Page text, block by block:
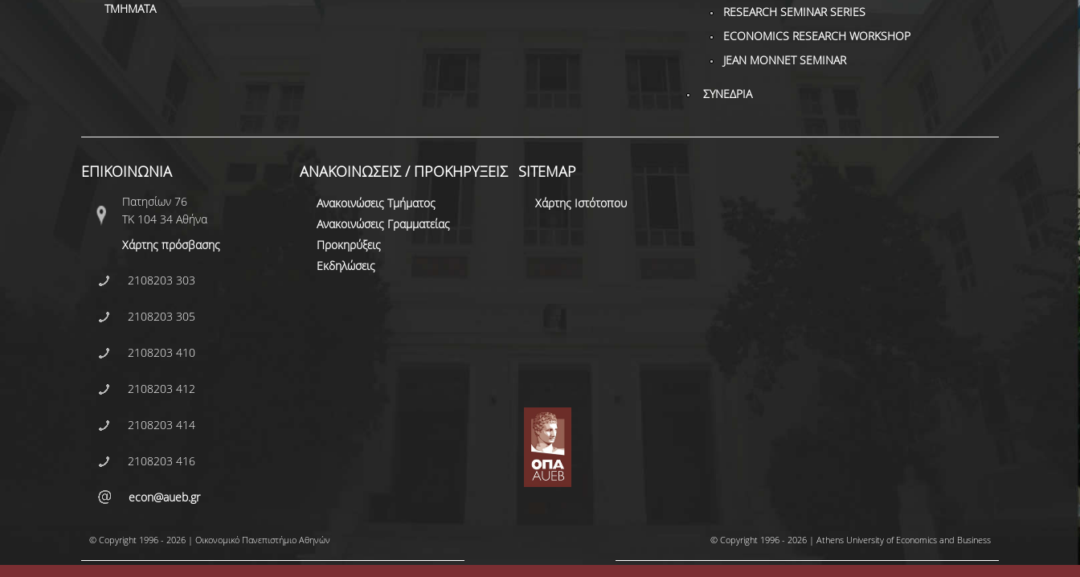
ΤΜΗΜΑΤΑ
RESEARCH SEMINAR SERIES
ECONOMICS RESEARCH WORKSHOP
JEAN MONNET SEMINAR
ΣΥΝΕΔΡΙΑ
ΕΠΙΚΟΙΝΩΝΙΑ
Πατησίων 76
ΤΚ 104 34 Αθήνα
Χάρτης πρόσβασης
2108203 303
2108203 305
2108203 410
2108203 412
2108203 414
2108203 416
econ@aueb.gr
ΑΝΑΚΟΙΝΩΣΕΙΣ / ΠΡΟΚΗΡΥΞΕΙΣ
Ανακοινώσεις Τμήματος
Ανακοινώσεις Γραμματείας
Προκηρύξεις
Εκδηλώσεις
SITEMAP
Χάρτης Ιστότοπου
© Copyright 1996 - 2026 | Οικονομικό Πανεπιστήμιο Αθηνών © Copyright 1996 - 2026 | Athens University of Economics and Business